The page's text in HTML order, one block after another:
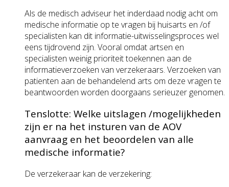
Als de medisch adviseur het inderdaad nodig acht om
medische informatie op te vragen bij huisarts en /of
specialisten kan dit informatie-uitwisselingsproces wel
eens tijdrovend zijn. Vooral omdat artsen en
specialisten weinig prioriteit toekennen aan de
informatieverzoeken van verzekeraars. Verzoeken van
patienten aan de behandelend arts om deze vragen te
beantwoorden worden doorgaans serieuzer genomen.
Tenslotte: Welke uitslagen /mogelijkheden
zijn er na het insturen van de AOV
aanvraag en het beoordelen van alle
medische informatie?
De verzekeraar kan de verzekering: